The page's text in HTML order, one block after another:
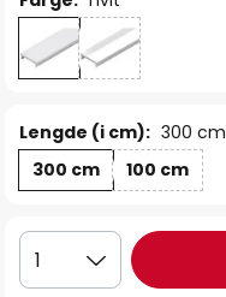
Lengde (i cm): 300 cm
300 cm
100 cm
1